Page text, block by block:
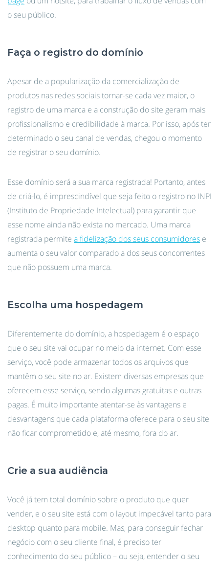
o seu público.
Faça o registro do domínio
Apesar de a popularização da comercialização de
produtos nas redes sociais tornar-se cada vez maior, o
registro de uma marca e a construção do site geram mais
profissionalismo e credibilidade à marca. Por isso, após ter
determinado o seu canal de vendas, chegou o momento
de registrar o seu domínio.
Esse domínio será a sua marca registrada! Portanto, antes
de criá-lo, é imprescindível que seja feito o registro no INPI
(Instituto de Propriedade Intelectual) para garantir que
esse nome ainda não exista no mercado. Uma marca
registrada permite a fidelização dos seus consumidores e
aumenta o seu valor comparado a dos seus concorrentes
que não possuem uma marca.
Escolha uma hospedagem
Diferentemente do domínio, a hospedagem é o espaço
que o seu site vai ocupar no meio da internet. Com esse
serviço, você pode armazenar todos os arquivos que
mantêm o seu site no ar. Existem diversas empresas que
oferecem esse serviço, sendo algumas gratuitas e outras
pagas. É muito importante atentar-se às vantagens e
desvantagens que cada plataforma oferece para o seu site
não ficar comprometido e, até mesmo, fora do ar.
Crie a sua audiência
Você já tem total domínio sobre o produto que quer
vender, e o seu site está com o layout impecável tanto para
desktop quanto para mobile. Mas, para conseguir fechar
negócio com o seu cliente final, é preciso ter
conhecimento do seu público – ou seja, entender o seu